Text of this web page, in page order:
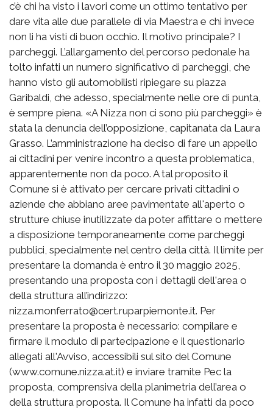
c’è chi ha visto i lavori come un ottimo tentativo per
dare vita alle due parallele di via Maestra e chi invece
non li ha visti di buon occhio. Il motivo principale? I
parcheggi. L’allargamento del percorso pedonale ha
tolto infatti un numero significativo di parcheggi, che
hanno visto gli automobilisti ripiegare su piazza
Garibaldi, che adesso, specialmente nelle ore di punta,
è sempre piena. «A Nizza non ci sono più parcheggi» è
stata la denuncia dell’opposizione, capitanata da Laura
Grasso. L’amministrazione ha deciso di fare un appello
ai cittadini per venire incontro a questa problematica,
apparentemente non da poco. A tal proposito il
Comune si è attivato per cercare privati cittadini o
aziende che abbiano aree pavimentate all'aperto o
strutture chiuse inutilizzate da poter affittare o mettere
a disposizione temporaneamente come parcheggi
pubblici, specialmente nel centro della città. Il limite per
presentare la domanda è entro il 30 maggio 2025,
presentando una proposta con i dettagli dell'area o
della struttura all’indirizzo:
nizza.monferrato@cert.ruparpiemonte.it. Per
presentare la proposta è necessario: compilare e
firmare il modulo di partecipazione e il questionario
allegati all'Avviso, accessibili sul sito del Comune
(www.comune.nizza.at.it) e inviare tramite Pec la
proposta, comprensiva della planimetria dell’area o
della struttura proposta. Il Comune ha infatti da poco